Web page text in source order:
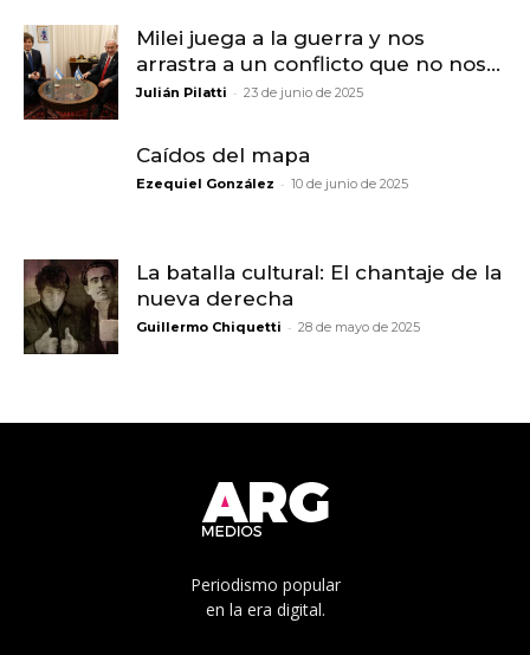
Milei juega a la guerra y nos
arrastra a un conflicto que no nos...
Julián Pilatti - 23 de junio de 2025
Caídos del mapa
Ezequiel González - 10 de junio de 2025
La batalla cultural: El chantaje de la
nueva derecha
Guillermo Chiquetti - 28 de mayo de 2025
Periodismo popular
en la era digital.